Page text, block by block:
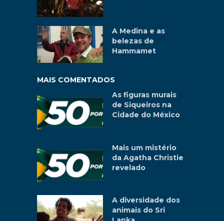
A Medina e as
belezas de
Hammamet
MAIS COMENTADOS
As figuras murais
de Siqueiros na
Cidade do México
Mais um mistério
da Agatha Christie
revelado
A diversidade dos
animais do Sri